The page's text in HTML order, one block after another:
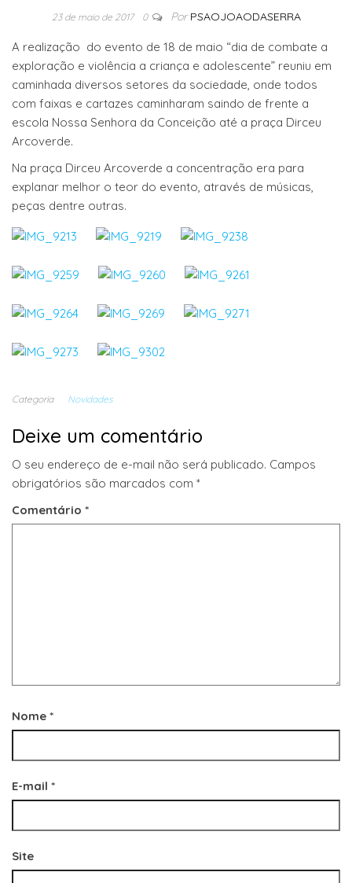
23 de maio de 2017 0 Por PSAOJOAODASERRA
A realização do evento de 18 de maio “dia de combate a
exploração e violência a criança e adolescente” reuniu em
caminhada diversos setores da sociedade, onde todos
com faixas e cartazes caminharam saindo de frente a
escola Nossa Senhora da Conceição até a praça Dirceu
Arcoverde.
Na praça Dirceu Arcoverde a concentração era para
explanar melhor o teor do evento, através de músicas,
peças dentre outras.
Categoria Novidades
Deixe um comentário
O seu endereço de e-mail não será publicado. Campos
obrigatórios são marcados com *
Comentário *
Nome *
E-mail *
Site